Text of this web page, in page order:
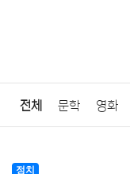
전체 문학 영화
정치